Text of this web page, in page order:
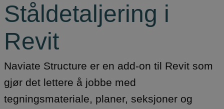
Ståldetaljering i
Revit
Naviate Structure er en add-on til Revit som
gjør det lettere å jobbe med
tegningsmateriale, planer, seksjoner og